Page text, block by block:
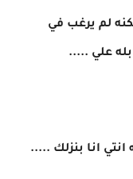
لم يرغب في
علي .....
انتي انا بنزلك .....